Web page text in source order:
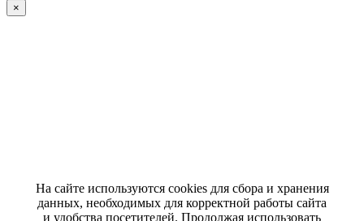
×
На сайте используются cookies для сбора и хранения
данных, необходимых для корректной работы сайта
и удобства посетителей. Продолжая использовать